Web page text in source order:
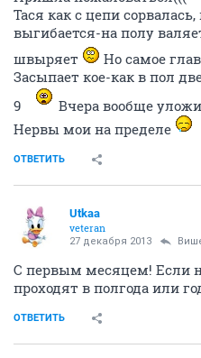
Тася как с цепи
выгибается-на полу
швыряет
Но самое
Засыпает кое-как в пол
9
Вчера вообще
Нервы мои на пределе
ОТВЕТИТЬ
Utkaa
veteran
27 декабря 2013
С первым месяцем! Если
проходят в полгода или
ОТВЕТИТЬ